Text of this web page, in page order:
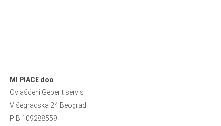
MI PIACE doo
Ovlašćeni Geberit servis
Višegradska 24 Beograd
PIB 109288559